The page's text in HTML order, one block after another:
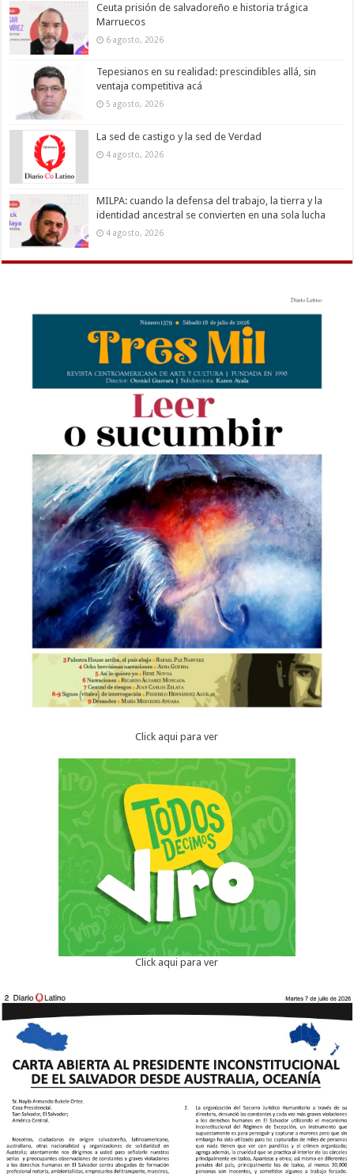
Ceuta prisión de salvadoreño e historia trágica
Marruecos
6 agosto, 2026
Tepesianos en su realidad: prescindibles allá, sin
ventaja competitiva acá
5 agosto, 2026
La sed de castigo y la sed de Verdad
4 agosto, 2026
MILPA: cuando la defensa del trabajo, la tierra y la
identidad ancestral se convierten en una sola lucha
4 agosto, 2026
Click aqui para ver
Click aqui para ver